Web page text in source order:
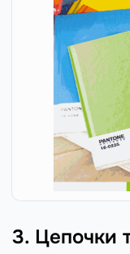
3. Цепочки